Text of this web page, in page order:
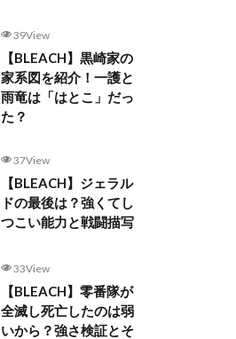
39View
【BLEACH】黒崎家の
家系図を紹介！一護と
雨竜は「はとこ」だっ
た？
37View
【BLEACH】ジェラル
ドの最後は？強くてし
つこい能力と戦闘描写
33View
【BLEACH】零番隊が
全滅し死亡したのは弱
いから？強さ検証とそ